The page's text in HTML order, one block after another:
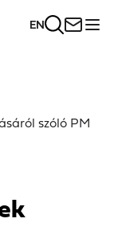
EN
szóló PM